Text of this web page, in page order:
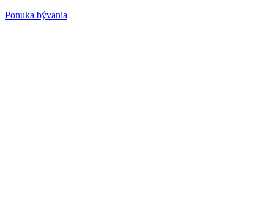
Ponuka bývania